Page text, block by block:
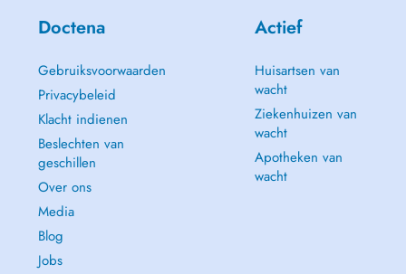
Doctena
Gebruiksvoorwaarden
Privacybeleid
Klacht indienen
Beslechten van
geschillen
Over ons
Media
Blog
Jobs
Actief
Huisartsen van
wacht
Ziekenhuizen van
wacht
Apotheken van
wacht